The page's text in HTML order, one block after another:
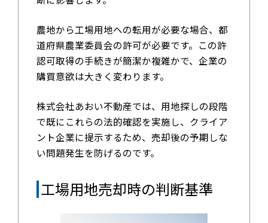
農地から工場用地への転用が必要な場合、都
道府県農業委員会の許可が必要です。この許
認可取得の手続きが簡潔か複雑かで、企業の
購買意欲は大きく変わります。
株式会社あおい不動産では、用地探しの段階
で既にこれらの法的確認を実施し、クライア
ント企業に提示するため、売却後の予期しな
い問題発生を防げるのです。
工場用地売却時の判断基準